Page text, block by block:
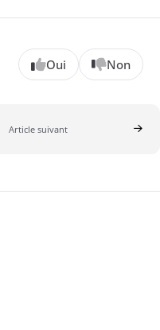
Oui Non
Article suivant